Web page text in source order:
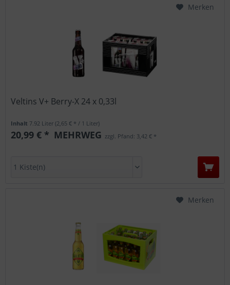
Veltins V+ Berry-X 24 x 0,33l
Inhalt 7.92 Liter(2,65 € * / 1 Liter)
20,99 € * MEHRWEG zzgl. Pfand: 3,42 € *
Merken
Merken